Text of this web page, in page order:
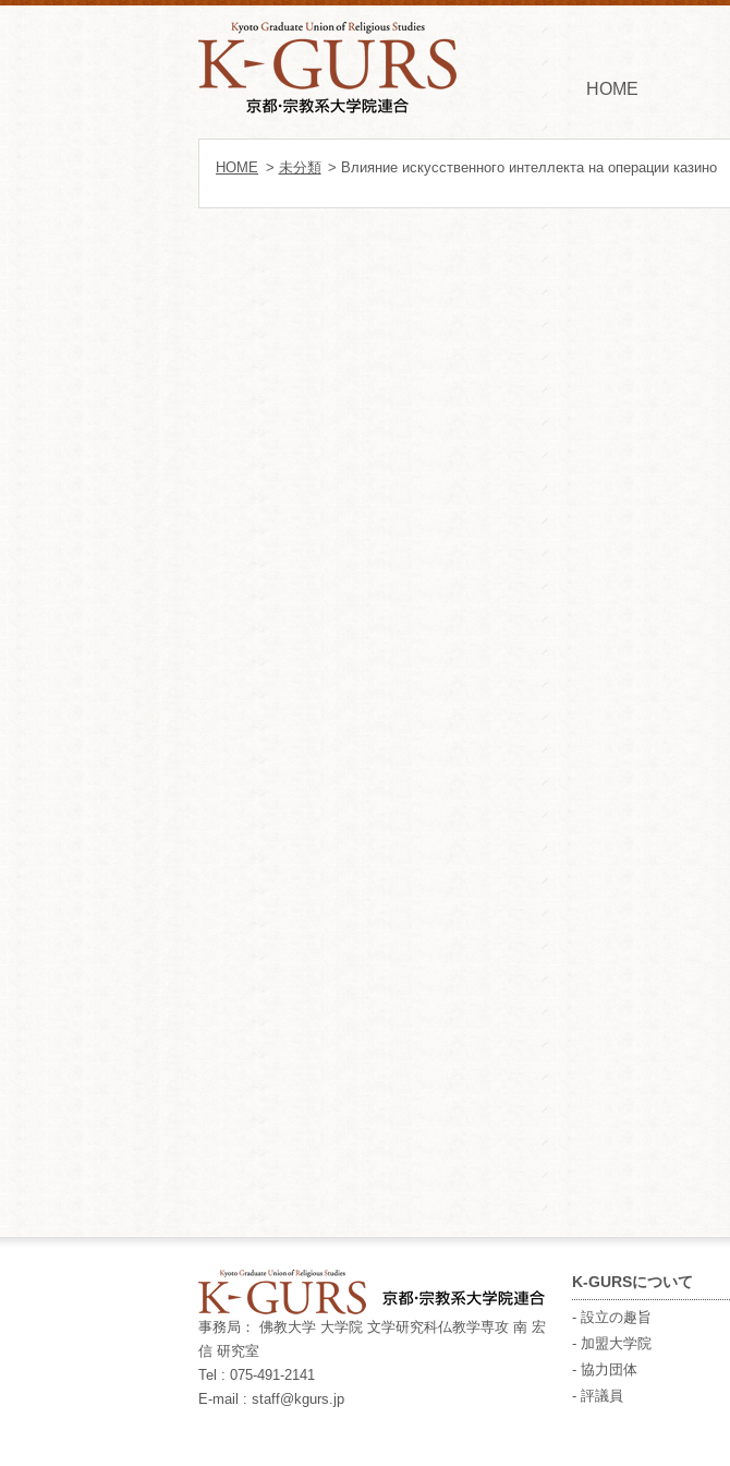
HOME
HOME > 未分類 > Влияние искусственного интеллекта на операции казино
事務局： 佛教大学 大学院 文学研究科仏教学専攻 南 宏
信 研究室
Tel : 075-491-2141
E-mail : staff@kgurs.jp
K-GURSについて
- 設立の趣旨
- 加盟大学院
- 協力団体
- 評議員